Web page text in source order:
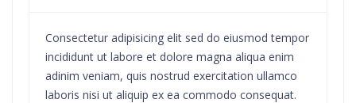
Consectetur adipisicing elit sed do eiusmod tempor
incididunt ut labore et dolore magna aliqua enim
adinim veniam, quis nostrud exercitation ullamco
laboris nisi ut aliquip ex ea commodo consequat.